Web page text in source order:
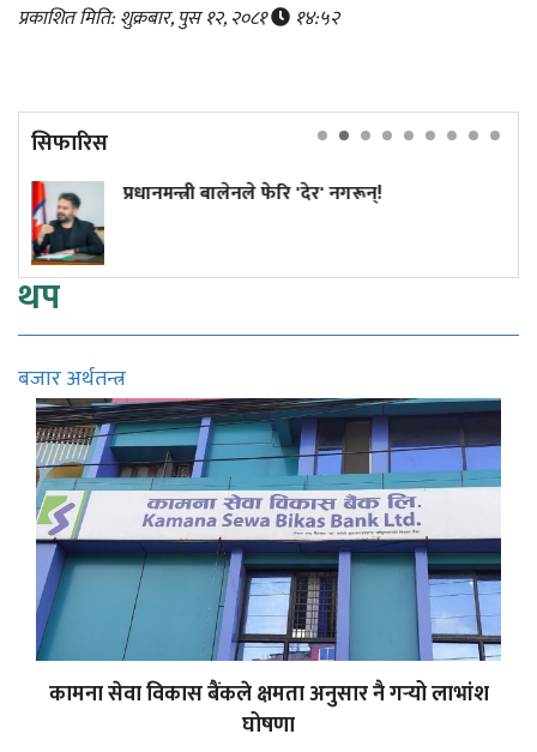
प्रकाशित मिति: शुक्रबार, पुस १२, २०८१ १४:५२
सिफारिस
फेरि 'देर' नगरून्!
थप
बजार अर्थतन्त्र
कामना सेवा विकास बैंकले क्षमता अनुसार नै गर्‍यो लाभांश
घोषणा